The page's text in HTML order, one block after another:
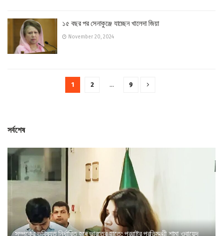
১৫ বছর পর সেনাকুঞ্জে যাচ্ছেন খালেদা জিয়া
November 20, 2024
1 2 … 9
সর্বশেষ
সম্পর্কের ভবিষ্যত নির্ধারিত হবে ভারতের হাতে: পররাষ্ট্র প্রতিমন্ত্রী শামা ওবায়েদ